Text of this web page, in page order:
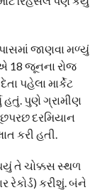
જાણવા મળ્યું
18 જૂનના રોજ
પહેલા માર્કેટ
હતું. પુણે ગ્રામીણ
દરમિયાન
કરી હતી.
તે ચોક્કસ સ્થળ
રેકોર્ડ) કરીશું. બંને